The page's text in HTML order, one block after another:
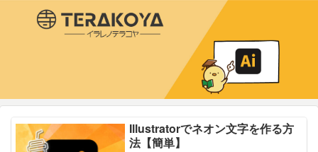
Illustratorでネオン文字を作る方
法【簡単】